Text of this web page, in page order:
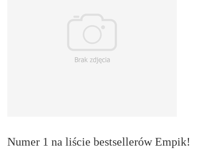
Numer 1 na liście bestsellerów Empik!